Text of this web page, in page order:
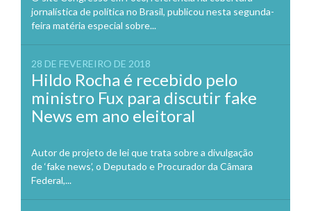
jornalística de política no Brasil, publicou nesta segunda-
feira matéria especial sobre...
28 DE FEVEREIRO DE 2018
Hildo Rocha é recebido pelo
ministro Fux para discutir fake
News em ano eleitoral
Autor de projeto de lei que trata sobre a divulgação
de ‘fake news’, o Deputado e Procurador da Câmara
Federal,...